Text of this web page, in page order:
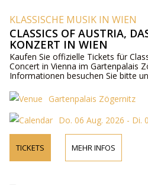
KLASSISCHE MUSIK IN WIEN
CLASSICS OF AUSTRIA,
KONZERT IN WIEN
Kaufen Sie offizielle Tickets für
Concert in Vienna im Gartenpalais
Informationen besuchen Sie bitte
Gartenpalais Zögernitz
Do. 06 Aug. 2026 - Di.
TICKETS MEHR INFOS